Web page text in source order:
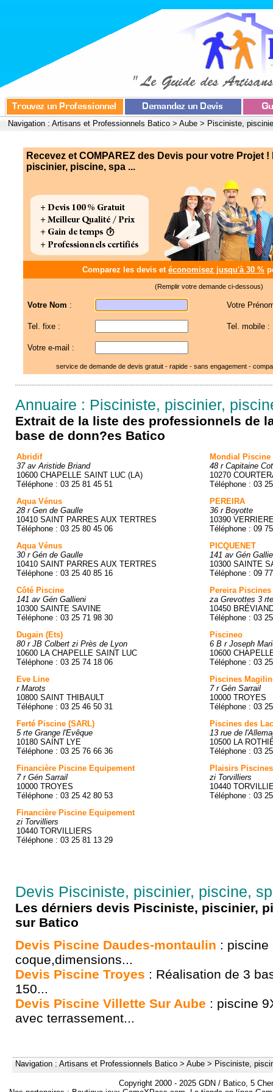
Navigation : Artisans et Professionnels Batico > Aube > Pisciniste,
Recevez et COMPAREZ des Devis pour votre Projet
piscinier, piscine, spa ...
Comparez les devis et économisez jusqu'à 30 %
(Remplir votre demande ci-dessous)
Votre Nom : Votre
Tel. fixe : Tel. mobile :
Votre e-mail :
service de demande de devis gratuit - rapide - sans engagement -
Annuaire : Pisciniste, piscinier,
Extrait de la liste des professionnels de
base de donn?es Batico
Abridif
37 av Aristide Briand
10600 CHAPELLE SAINT LUC (LA)
Téléphone : 03 25 81 45 51
Aqua Vénus
28 r Gen de Gaulle
10410 SAINT PARRES AUX TERTRES
Téléphone : 03 25 80 45 06
Aqua Vénus
30 r Gén de Gaulle
10410 SAINT PARRES AUX TERTRES
Téléphone : 03 25 40 85 16
Côté Piscine
141 av Gén Gallieni
10300 SAINTE SAVINE
Téléphone : 03 25 71 98 30
Dugain (Ets)
80 r JB Colbert zi Près de Lyon
10600 LA CHAPELLE SAINT LUC
Téléphone : 03 25 74 18 06
Eve Line
r Marots
10800 SAINT THIBAULT
Téléphone : 03 25 46 50 31
Ferté Piscine (SARL)
5 rte Grange l'Evêque
10180 SAINT LYE
Téléphone : 03 25 76 66 36
Financière Piscine Equipement
7 r Gén Sarrail
10000 TROYES
Téléphone : 03 25 42 80 53
Financière Piscine Equipement
zi Torvilliers
10440 TORVILLIERS
Téléphone : 03 25 81 13 29
Mondial Piscine
48 r Capitaine
10270
Téléphone : 03
PEREIRA
36 r Boyotte
10390
Téléphone : 09
PICQUENET
141 av Gén
10300 SAINTE
Téléphone : 09
Pereira
za Grevottes 3
10450
Téléphone : 03
Piscineo
6 B r Joseph
10600
Téléphone : 03
Piscines
7 r Gén Sarrail
10000 TROYES
Téléphone : 03
Piscines des
13 rue de
10500 LA
Téléphone : 03
Plaisirs Piscines
zi Torvilliers
10440
Téléphone : 03
Devis Pisciniste, piscinier, piscine,
Les dérniers devis Pisciniste, piscinier,
sur Batico
Devis Piscine Daudes-montaulin : piscine
coque,dimensions...
Devis Piscine Troyes : Réalisation de 3
150...
Devis Piscine Villette Sur Aube : piscine
avec terrassement...
Navigation : Artisans et Professionnels Batico > Aube > Pisciniste,
Copyright 2000 - 2025 GDN / Batico, 5